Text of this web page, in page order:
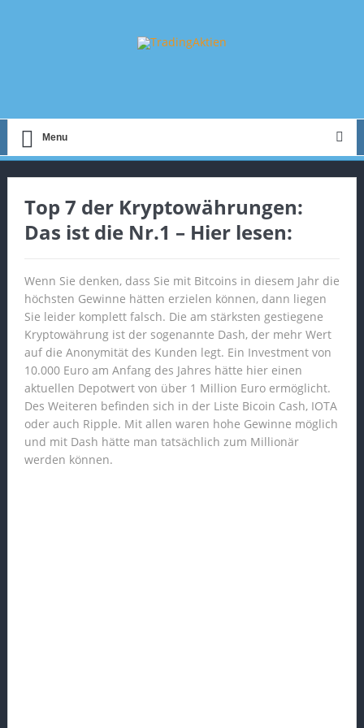
Menu
Top 7 der Kryptowährungen:
Das ist die Nr.1 – Hier lesen:
Wenn Sie denken, dass Sie mit Bitcoins in diesem Jahr die
höchsten Gewinne hätten erzielen können, dann liegen
Sie leider komplett falsch. Die am stärksten gestiegene
Kryptowährung ist der sogenannte Dash, der mehr Wert
auf die Anonymität des Kunden legt. Ein Investment von
10.000 Euro am Anfang des Jahres hätte hier einen
aktuellen Depotwert von über 1 Million Euro ermöglicht.
Des Weiteren befinden sich in der Liste Bicoin Cash, IOTA
oder auch Ripple. Mit allen waren hohe Gewinne möglich
und mit Dash hätte man tatsächlich zum Millionär
werden können.